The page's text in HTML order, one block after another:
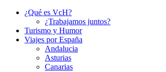
¿Qué es VcH?
¿Trabajamos juntos?
Turismo y Humor
Viajes por España
Andalucia
Asturias
Canarias